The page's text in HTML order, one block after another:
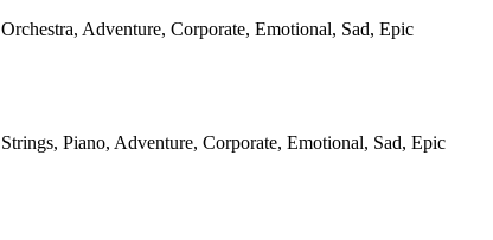
Orchestra, Adventure, Corporate, Emotional, Sad, Epic
Strings, Piano, Adventure, Corporate, Emotional, Sad, Epic